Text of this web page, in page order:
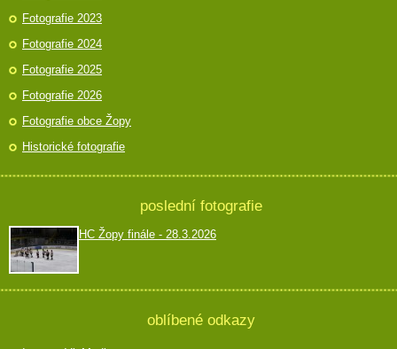
Fotografie 2023
Fotografie 2024
Fotografie 2025
Fotografie 2026
Fotografie obce Žopy
Historické fotografie
poslední fotografie
HC Žopy finále - 28.3.2026
oblíbené odkazy